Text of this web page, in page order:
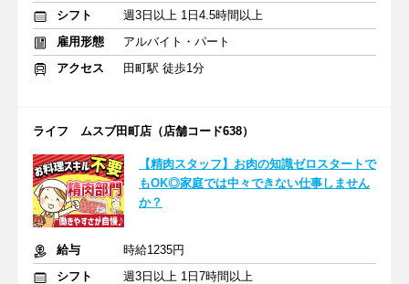
シフト
週3日以上 1日4.5時間以上
雇用形態
アルバイト・パート
アクセス
田町駅 徒歩1分
ライフ ムスブ田町店（店舗コード638）
【精肉スタッフ】お肉の知識ゼロスタートで
もOK◎家庭では中々できない仕事しません
か？
給与
時給1235円
シフト
週3日以上 1日7時間以上